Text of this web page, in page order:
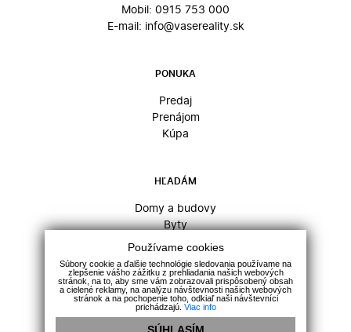
Mobil: 0915 753 000
E-mail: info@vasereality.sk
PONUKA
Predaj
Prenájom
Kúpa
HĽADÁM
Domy a budovy
Byty
Komerčné objekty
Pozemky
INFO
Používame cookies
Súbory cookie a ďalšie technológie sledovania používame na
zlepšenie vášho zážitku z prehliadania našich webových
stránok, na to, aby sme vám zobrazovali prispôsobený obsah
a cielené reklamy, na analýzu návštevnosti našich webových
stránok a na pochopenie toho, odkiaľ naši návštevníci
prichádzajú. Viac info
SÚHLASÍM